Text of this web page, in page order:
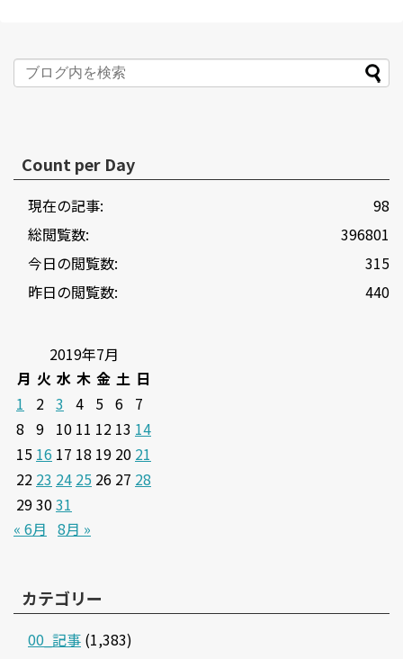
Count per Day
98
現在の記事:
396801
総閲覧数:
315
今日の閲覧数:
440
昨日の閲覧数:
2019年7月
月 火 水 木 金 土 日
1
2 3 4 5 6 7
8 9 10 11 12 13 14
15 16 17 18 19 20 21
22 23 24 25 26 27 28
293031
« 6月 8月 »
カテゴリー
00_記事 (1,383)